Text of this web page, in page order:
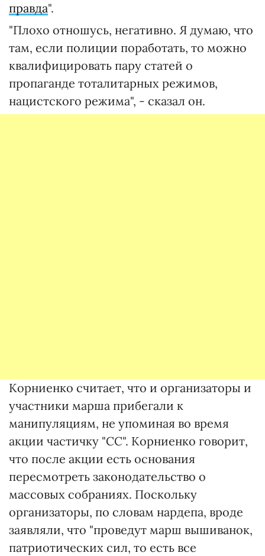
правда".
"Плохо отношусь, негативно. Я думаю, что
там, если полиции поработать, то можно
квалифицировать пару статей о
пропаганде тоталитарных режимов,
нацистского режима", - сказал он.
Корниенко считает, что и организаторы и
участники марша прибегали к
манипуляциям, не упоминая во время
акции частичку "СС". Корниенко говорит,
что после акции есть основания
пересмотреть законодательство о
массовых собраниях. Поскольку
организаторы, по словам нардепа, вроде
заявляли, что "проведут марш вышиванок,
патриотических сил, то есть все